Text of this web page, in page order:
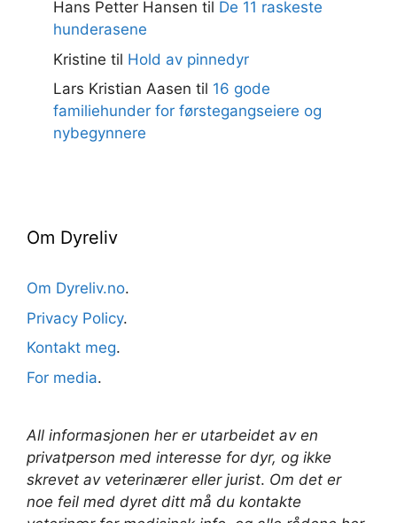
Hans Petter Hansen til De 11 raskeste
hunderasene
Kristine til Hold av pinnedyr
Lars Kristian Aasen til 16 gode
familiehunder for førstegangseiere og
nybegynnere
Om Dyreliv
Om Dyreliv.no.
Privacy Policy.
Kontakt meg.
For media.
All informasjonen her er utarbeidet av en
privatperson med interesse for dyr, og ikke
skrevet av veterinærereller jurist. Om det er
noe feil med dyret ditt må du kontakte